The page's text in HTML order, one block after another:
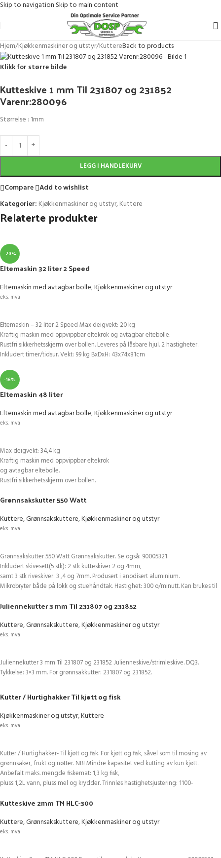
Skip to navigation Skip to main content
Hjem/Kjøkkenmaskiner og utstyr/KuttereBack to products
Klikk for større bilde
Kutteskive 1 mm Til 231807 og 231852
Varenr:280096
Størrelse : 1mm
LEGG I HANDLEKURV
Compare Add to wishlist
Kategorier: Kjøkkenmaskiner og utstyr,Kuttere
Relaterte produkter
-20%
Eltemaskin 32 liter 2 Speed
Eltemaskin med avtagbar bolle,Kjøkkenmaskiner og utstyr
eks. mva
Eltemaskin – 32 liter 2 Speed Max deigvekt: 20 kg
Kraftig maskin med oppvippbar eltekrok og avtagbar eltebolle.
Rustfri sikkerhetsskjerm over bollen. Leveres på låsbare hjul. 2 hastigheter.
Inkludert timer/tidsur. Vekt: 99 kg BxDxH: 43x74x81cm
-16%
Eltemaskin 48 liter
Eltemaskin med avtagbar bolle,Kjøkkenmaskiner og utstyr
eks. mva
Max deigvekt: 34,4 kg
Kraftig maskin med oppvippbar eltekrok
og avtagbar eltebolle.
Rustfri sikkerhetsskjerm over bollen.
Inkludert timer/tidsur.
BxDxH: 48x81x83cm
Grønnsakskutter 550 Watt
Kuttere,Grønnsakskuttere,Kjøkkenmaskiner og utstyr
eks. mva
Grønnsakskutter 550 Watt Grønnsakskutter. Se også: 90005321.
Inkludert skivesett(5 stk): 2 stk kutteskiver 2 og 4mm,
samt 3 stk riveskiver: 3 ,4 og 7mm. Produsert i anodisert aluminium.
Mikrobryter både på lokk og stuehåndtak. Hastighet: 300 o/minutt. Kan brukes til
Skiver til andre terningstørrelser kan også leveres. Rundt matehull: ø54mm.
Juliennekutter 3 mm Til 231807 og 231852
Kuttere,Grønnsakskuttere,Kjøkkenmaskiner og utstyr
eks. mva
Juliennekutter 3 mm Til 231807 og 231852 Julienneskive/strimleskive. DQ3.
Tykkelse: 3×3 mm. For grønnsakkutter: 231807 og 231852.
Kutter / Hurtighakker Til kjøtt og fisk
Kjøkkenmaskiner og utstyr,Kuttere
eks. mva
Kutter / Hurtighakker- Til kjøtt og fisk. For kjøtt og fisk, såvel som til mosing av
grønnsaker, frukt og nøtter. NB! Mindre kapasitet ved kutting av kun kjøtt.
Anbefalt maks. mengde fiskemat: 1,3 kg fisk,
pluss 1,2L vann, pluss mel og krydder. Trinnløs hastighetsjustering: 1100-
Miksebolle: 9 liter, maks fyllmengde: 5 liter Vekt: 19,5kg BxDxH: 51x32x44,5 cm.
Kutteskive 2mm TM HLC-300
Kuttere,Grønnsakskuttere,Kjøkkenmaskiner og utstyr
eks. mva